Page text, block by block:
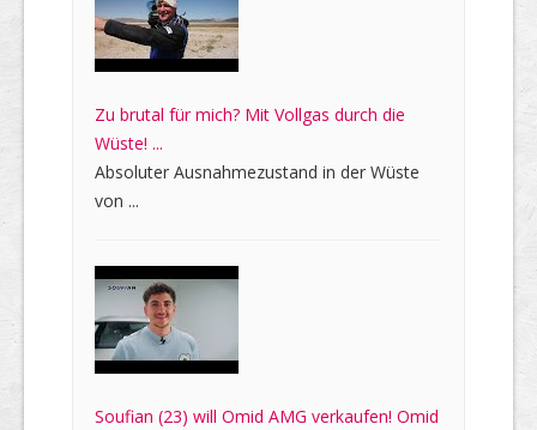
Zu brutal für mich? Mit Vollgas durch die
Wüste! ...
Absoluter Ausnahmezustand in der Wüste
von ...
Soufian (23) will Omid AMG verkaufen! Omid